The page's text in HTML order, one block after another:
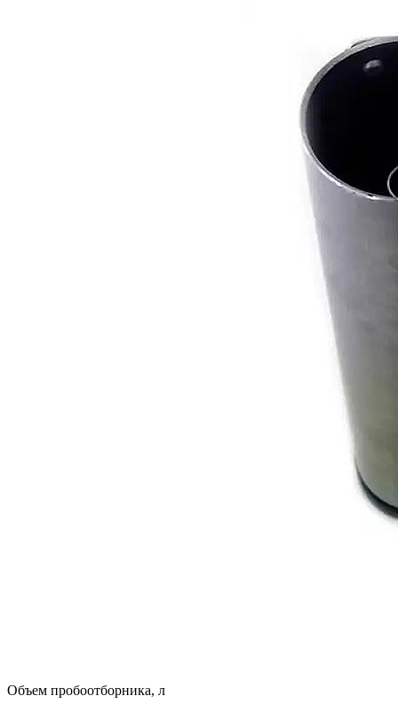
Объем пробоотборника, л